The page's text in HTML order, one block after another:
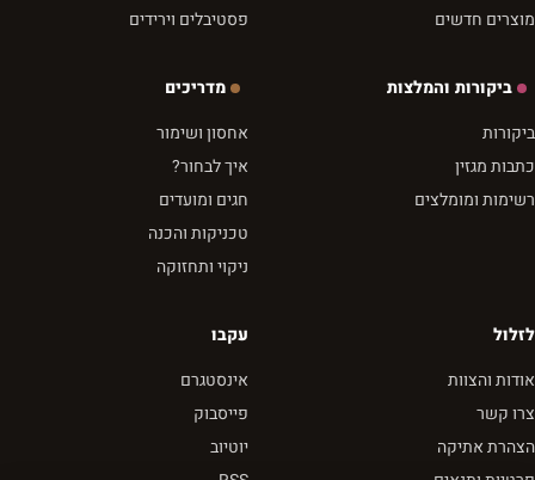
מוצרים חדשים
פסטיבלים וירידים
ביקורות והמלצות
ביקורות
כתבות מגזין
רשימות ומומלצים
מדריכים
אחסון ושימור
איך לבחור?
חגים ומועדים
טכניקות והכנה
ניקוי ותחזוקה
לזלול
אודות והצוות
צרו קשר
הצהרת אתיקה
עקבו
אינסטגרם
פייסבוק
יוטיוב